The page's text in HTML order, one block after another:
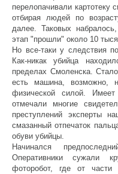
перелопачивали картотеку
отбирая людей по
далее. Таковых
этап "прошли" около 10
Но все-таки у следствия
Как-никак убийца
пределах Смоленска.
есть машина, возможно,
физической силой.
отмечали многие
преступлений эксперты
смазанный отпечаток
обуви убийцы.
Начинался
Оперативники сужали
фоторобот, где от части